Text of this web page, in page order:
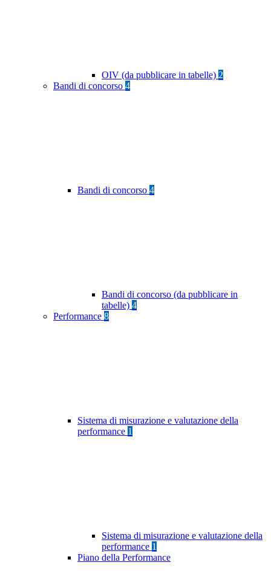
OIV (da pubblicare in tabelle) 2
Bandi di concorso 4
Bandi di concorso 4
Bandi di concorso (da pubblicare in
tabelle) 4
Performance 8
Sistema di misurazione e valutazione della
performance 1
Sistema di misurazione e valutazione della
performance 1
Piano della Performance